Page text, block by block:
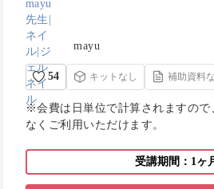
mayu
54 キットなし 補助資料
※会費は日単位で計算されますので
なくご利用いただけます。
受講期間：1ヶ